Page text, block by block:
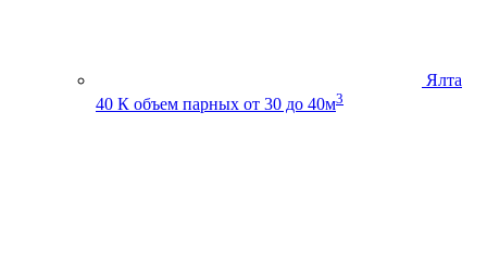
Ялта
40 К объем парных от 30 до 40м3